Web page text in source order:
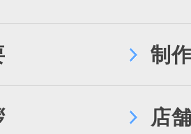
制
店